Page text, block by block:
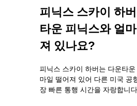
피닉스 스카이 하
타운 피닉스와 얼
져 있나요?
피닉스 스카이 하버는 다운타
마일 떨어져 있어 다른 미국 공
장 빠른 통행 시간을 자랑합니다.